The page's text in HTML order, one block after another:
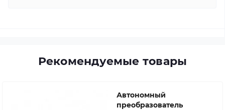
Рекомендуемые товары
Автономный
преобразователь